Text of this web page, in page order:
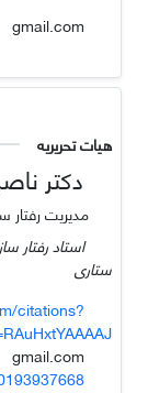
gmail.com
هیات تحریریه
دکتر
مدیریت رفتار
استاد رفتار
ستاری
citations?
gmail.com